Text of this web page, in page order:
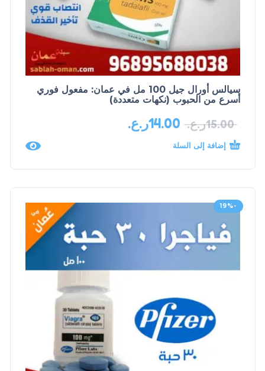
سيالس أورال جيل 100 مل في عمان: مفعول فوري
أسرع من الحبوب (نكهات متعددة)
15.00ر.ع. 14.00ر.ع.
إضافة إلى السلة
-19%